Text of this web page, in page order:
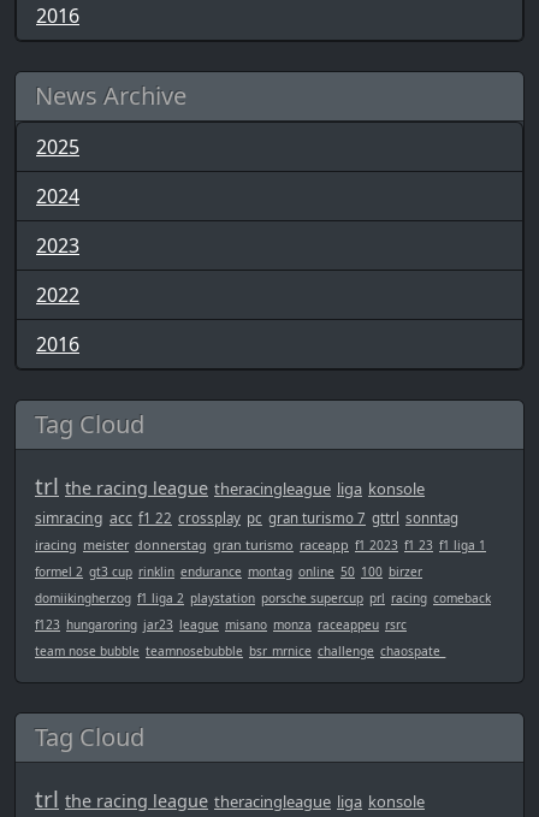
2016
News Archive
2025
2024
2023
2022
2016
Tag Cloud
trl the racing league theracingleague liga konsole
simracing acc f1 22 crossplay pc gran turismo 7 gttrl sonntag
iracing meister donnerstag gran turismo raceapp f1 2023 f1 23 f1 liga 1
formel 2 gt3 cup rinklin endurance montag online 50 100 birzer
domiikingherzog f1 liga 2 playstation porsche supercup prl racing comeback
f123 hungaroring jar23 league misano monza raceappeu rsrc
team nose bubble teamnosebubble bsr_mrnice challenge chaospate_
Tag Cloud
trl the racing league theracingleague liga konsole